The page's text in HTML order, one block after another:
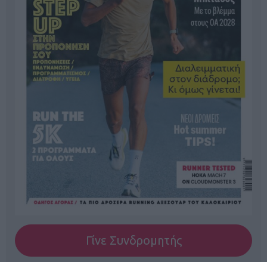
Γίνε Συνδρομητής